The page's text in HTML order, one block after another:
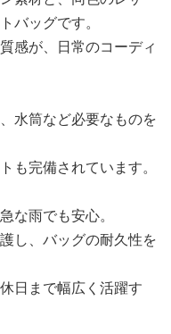
バッグです。
感が、日常のコーディ
水筒など必要なものを
も完備されています。
な雨でも安心。
し、バッグの耐久性を
日まで幅広く活躍す